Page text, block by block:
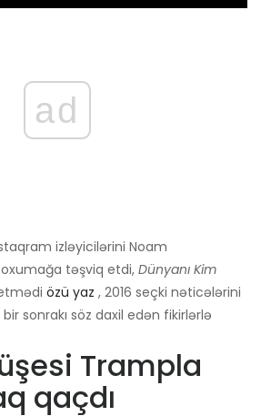
ad
izləyicilərini Noam
oxumağa təşviq etdi, Dünyanı Kim
özü yaz , 2016 seçki nəticələrini
sonrakı söz daxil edən fikirlərlə
Trampla
qaçdı